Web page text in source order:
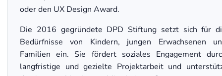
oder den UX Design Award.
Die 2016 gegründete DPD Stiftung setzt sich für
Bedürfnisse von Kindern, jungen Erwachsenen
Familien ein. Sie fördert soziales Engagement
langfristige und gezielte Projektarbeit und